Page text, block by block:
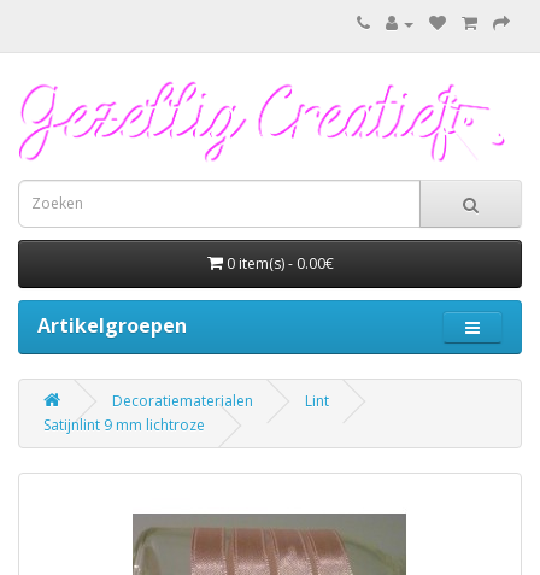
0 item(s) - 0.00€
Artikelgroepen
Decoratiematerialen
Lint
Satijnlint 9 mm lichtroze